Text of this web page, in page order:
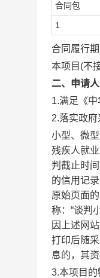
合同包
1
合同履行
本项目(不
二、申请人
1.满足《中
2.落实政府
小型、微
残疾人就
判截止时
的信用记
原始页面
称：“谈判
因上述网
打印后随
息的，其
3.本项目